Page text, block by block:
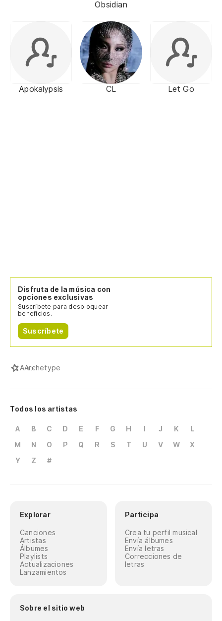
Obsidian
Apokalypsis CL Let Go
Disfruta de la música con
opciones exclusivas
Suscríbete para desbloquear
beneficios.
Suscríbete
AArchetype
Todos los artistas
A B C D E F G H I J K
L
M
N O P Q R S T U V W
X
Y
Z #
Explorar
Canciones
Artistas
Álbumes
Playlists
Actualizaciones
Lanzamientos
Participa
Crea tu perfil musical
Envía álbumes
Envía letras
Correcciones de
letras
Sobre el sitio web